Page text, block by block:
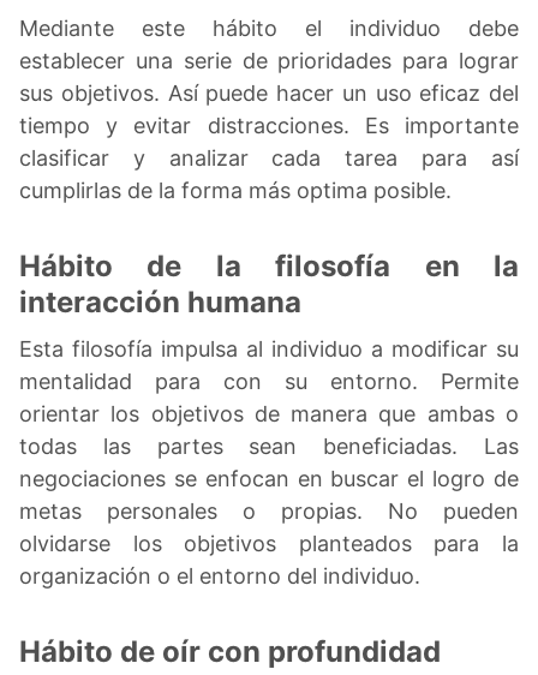
Mediante este hábito el individuo debe
establecer una serie de prioridades para lograr
sus objetivos. Así puede hacer un uso eficaz del
tiempo y evitar distracciones. Es importante
clasificar y analizar cada tarea para así
cumplirlas de la forma más optima posible.
Hábito de la filosofía en la
interacción humana
Esta filosofía impulsa al individuo a modificar su
mentalidad para con su entorno. Permite
orientar los objetivos de manera que ambas o
todas las partes sean beneficiadas. Las
negociaciones se enfocan en buscar el logro de
metas personales o propias. No pueden
olvidarse los objetivos planteados para la
organización o el entorno del individuo.
Hábito de oír con profundidad